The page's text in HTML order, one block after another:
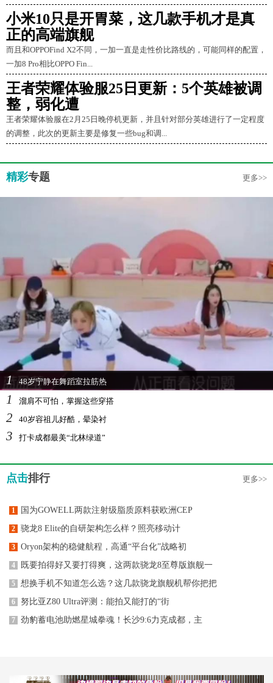
小米10只是开胃菜，这几款手机才是真
正的高端旗舰
而且和OPPOFind X2不同，一加一直是走性价比路线的，可能同样的配置，
一加8 Pro相比OPPO Fin...
王者荣耀体验服25日更新：5个英雄被调
整，弱化遭
王者荣耀体验服在2月25日晚停机更新，并且针对部分英雄进行了一定程度
的调整，此次的更新主要是修复一些bug和调...
精彩专题 更多>>
1 48岁宁静在舞蹈室拉筋热
1 溜肩不可怕，掌握这些穿搭
2 40岁容祖儿好酷，晕染衬
3 打卡成都最美“北林绿道”
点击排行 更多>>
1 国为GOWELL两款注射级脂质原料获欧洲CEP
2 骁龙8 Elite的自研架构怎么样？照亮移动计
3 Oryon架构的稳健航程，高通“平台化”战略初
4 既要拍得好又要打得爽，这两款骁龙8至尊版旗舰一
5 想换手机不知道怎么选？这几款骁龙旗舰机帮你把把
6 努比亚Z80 Ultra评测：能拍又能打的“街
7 劲豹蓄电池助燃星城拳魂！长沙9:6力克成都，主